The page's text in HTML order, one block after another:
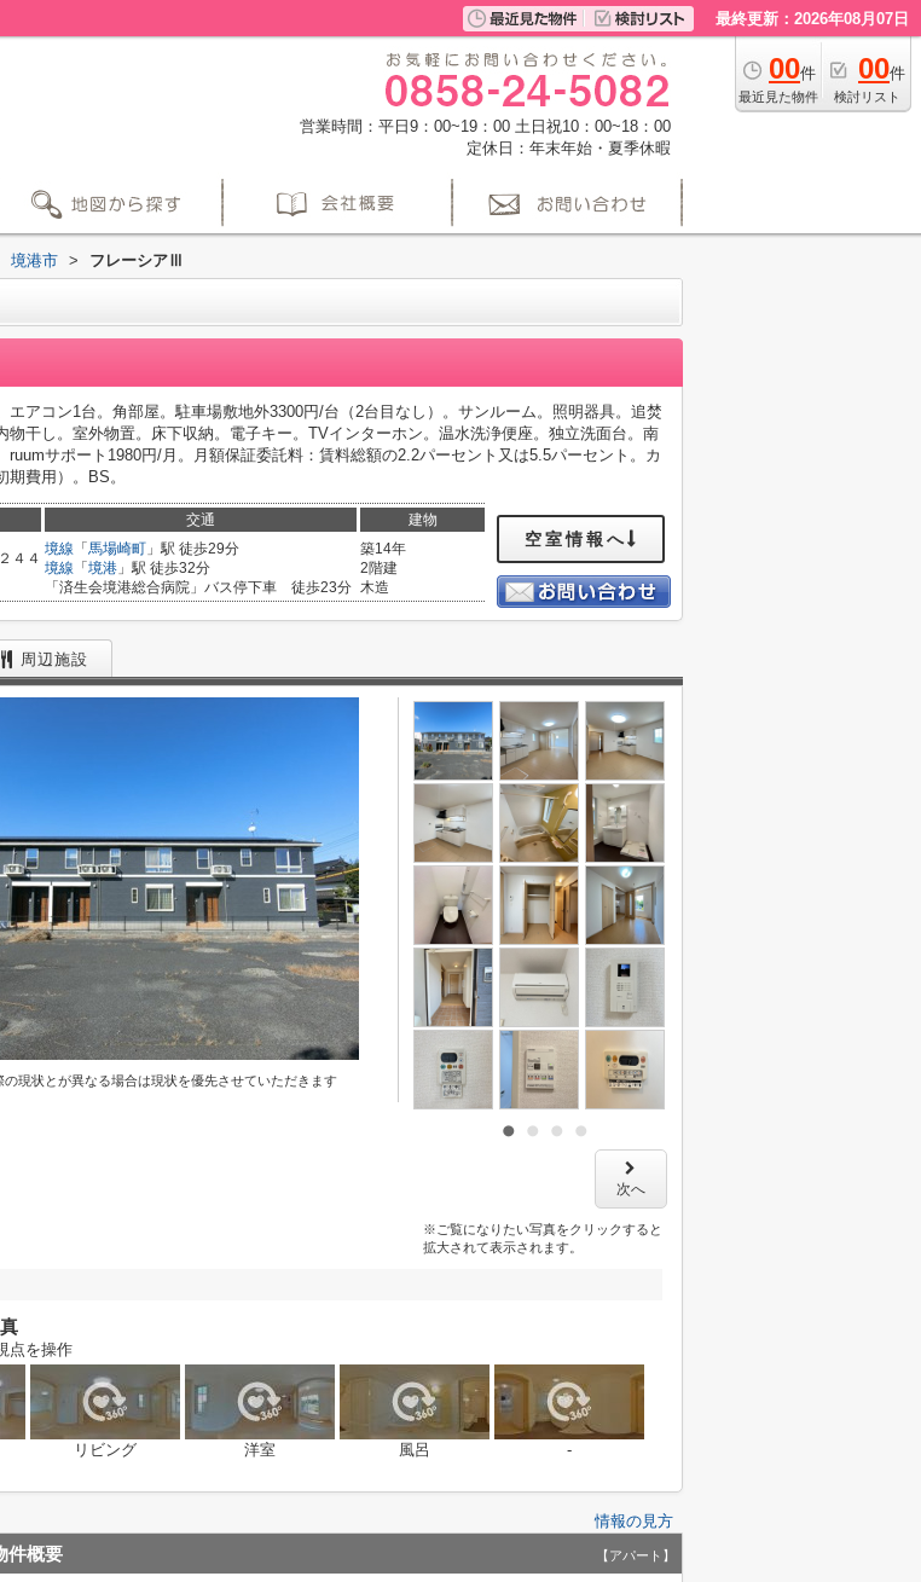
最終更新：2026年08月07日
00件
最近見た物件
00件
検討リスト
営業時間：平日9：00~19：00 土日祝10：00~18：00
定休日：年末年始・夏季休暇
境港市 > フレーシアⅢ
エアコン1台。角部屋。駐車場敷地外3300円/台（2台目なし）。サンルーム。照明器具。追焚
物干し。室外物置。床下収納。電子キー。TVインターホン。温水洗浄便座。独立洗面台。南
ruumサポート1980円/月。月額保証委託料：賃料総額の2.2パーセント又は5.5パーセント。カ
期費用）。BS。
交通 建物
４４
境線 「 馬場崎町 」駅 徒歩29分
境線 「 境港 」駅 徒歩32分
「済生会境港総合病院」バス停下車 徒歩23分
築14年
2階建
木造
空室情報へ
周辺施設
現状とが異なる場合は現状を優先させていただきます
次へ
※ご覧になりたい写真をクリックすると
拡大されて表示されます。
点を操作
リビング 洋室 風呂 -
情報の見方
件概要 【アパート】